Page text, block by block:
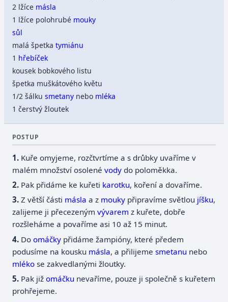
2 lžíce másla
1 lžíce polohrubé mouky
sůl
malá špetkatymiánu
1 hřebíček
kousek bobkového listu
špetka muškátového květu
1/2 šálkusmetany nebo mléka
1 čerstvý žloutek
POSTUP
Kuře omyjeme, rozčtvrtíme a s drůbky uvaříme v
malém množství osolenévody do poloměkka.
Pak přidáme ke kuřeti karotku, koření a dovaříme.
Z větší části másla a z mouky připravíme světlou jíšku,
zalijeme ji přecezenýmvývarem z kuřete, dobře
rozšleháme a povaříme asi 10 až 15 minut.
Doomáčky přidáme žampióny, které předem
podusíme na kousku másla, a přilijemesmetanu nebo
mléko se zakvedlanými žloutky.
Pak jižomáčku nevaříme, pouze ji společně s kuřetem
prohřejeme.